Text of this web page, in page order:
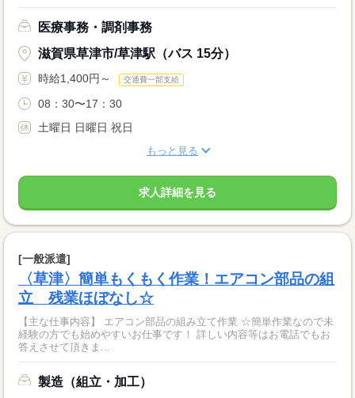
医療事務・調剤事務
滋賀県草津市/草津駅（バス 15分）
時給1,400円～ 交通費一部支給
08：30〜17：30
土曜日 日曜日 祝日
もっと見る
求人詳細を見る
[一般派遣]
〈草津〉簡単もくもく作業！エアコン部品の組
立 残業ほぼなし☆
【主な仕事内容】 エアコン部品の組み立て作業 ☆簡単作業なので未
経験の方でも始めやすいお仕事です！ 詳しい内容等はお電話でもお
答えさせて頂きま...
製造（組立・加工）